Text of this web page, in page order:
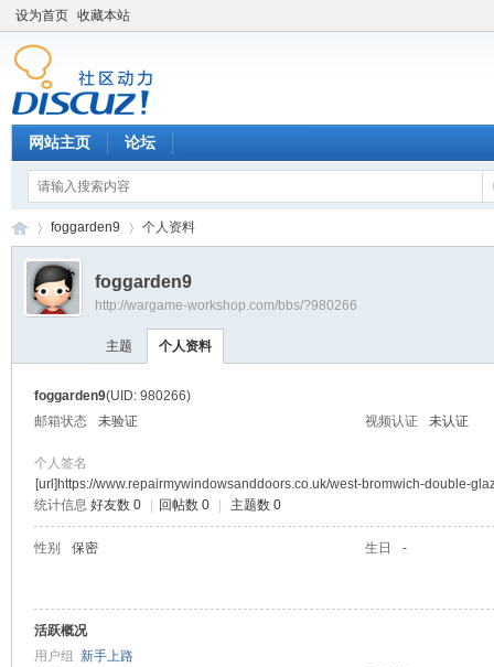
设为首页 收藏本站
网站主页 论坛
›
foggarden9 个人资料
foggarden9
http://wargame-workshop.com/bbs/?980266
主题 个人资料
foggarden9(UID: 980266)
邮箱状态
未验证 视频认证 未认证
个人签名
[url]https://www.repairmywindowsanddoors.co.uk/west-bromwich-double-
统计信息 好友数 0 回帖数 0 主题数 0
性别 保密 生日 -
活跃概况
用户组 新手上路